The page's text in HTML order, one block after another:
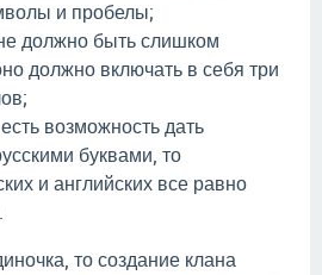
и пробелы;
должно быть слишком
должно включать в себя три
возможность дать
буквами, то
и английских все равно
то создание клана